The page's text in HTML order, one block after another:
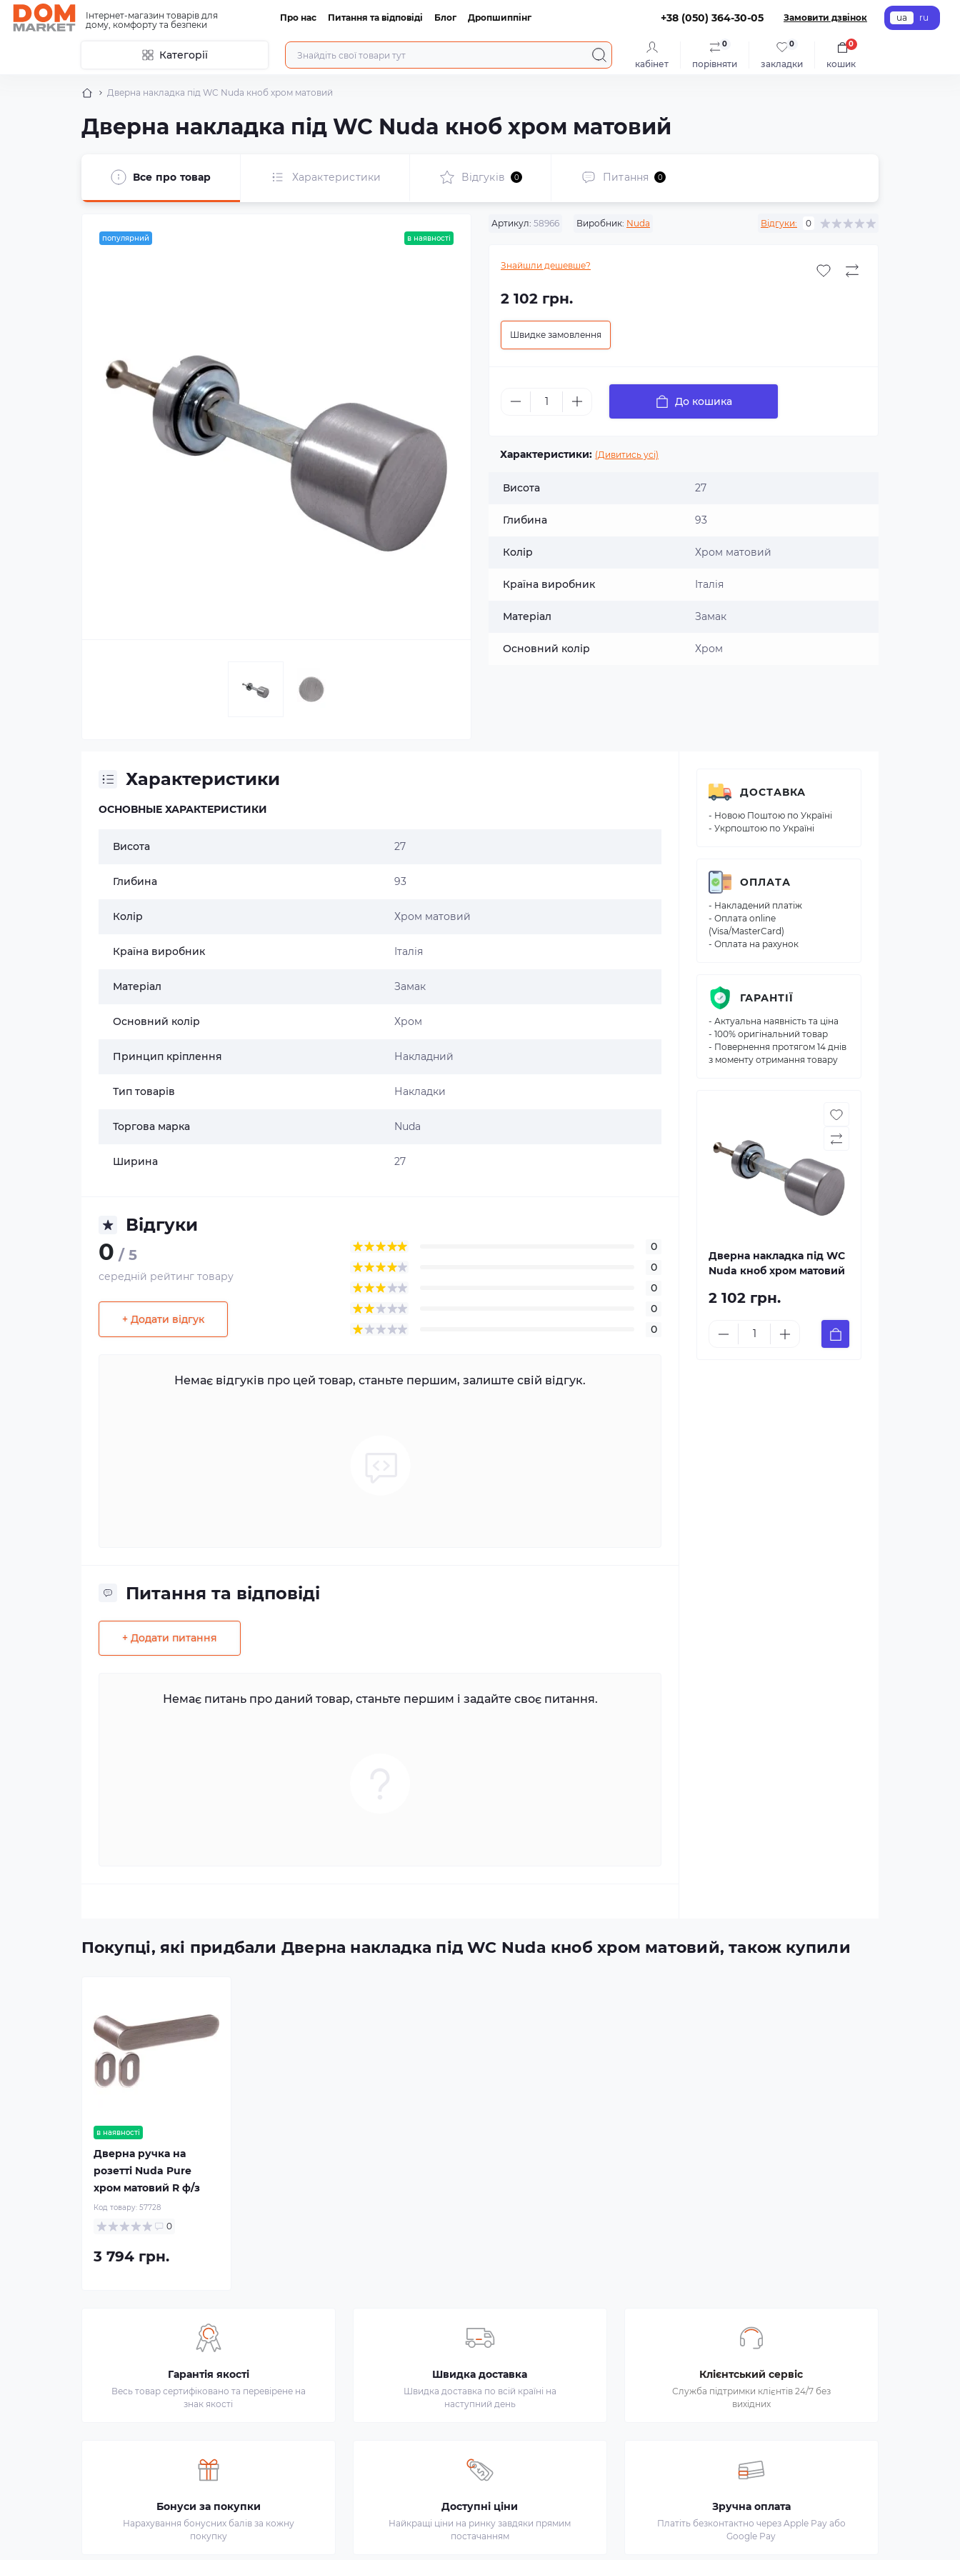
Інтернет-магазин товарів для
дому, комфорту та безпеки
Про нас Питання та відповіді Блог Дропшиппінг +38 (050) 364-30-05 Замовити дзвінок ua ru
Категорії
кабінет порівняти
0
закладки
0
кошик
0
Дверна накладка під WC Nuda кноб хром матовий
Дверна накладка під WC Nuda кноб хром матовий
Все про товар Характеристики Відгуків 0 Питання 0
популярний в наявності
Артикул: 58966 Виробник: Nuda Відгуки: 0
Знайшли дешевше?
2 102 грн.
Швидке замовлення
До кошика
Характеристики: (Дивитись усі)
Висота 27
Глибина 93
Колір Хром матовий
Країна виробник Італія
Матеріал Замак
Основний колір Хром
Характеристики
ОСНОВНЫЕ ХАРАКТЕРИСТИКИ
Висота 27
Глибина 93
Колір Хром матовий
Країна виробник Італія
Матеріал Замак
Основний колір Хром
Принцип кріплення Накладний
Тип товарів Накладки
Торгова марка Nuda
Ширина 27
Відгуки
0 / 5
середній рейтинг товару
+ Додати відгук
0
0
0
0
0
Немає відгуків про цей товар, станьте першим, залиште свій відгук.
Питання та відповіді
+ Додати питання
Немає питань про даний товар, станьте першим і задайте своє питання.
ДОСТАВКА
- Новою Поштою по Україні
- Укрпоштою по Україні
ОПЛАТА
- Накладений платіж
- Оплата online
(Visa/MasterCard)
- Оплата на рахунок
ГАРАНТІЇ
- Актуальна наявність та ціна
- 100% оригінальний товар
- Повернення протягом 14 днів
з моменту отримання товару
Дверна накладка під WC
Nuda кноб хром матовий
2 102 грн.
Покупці, які придбали Дверна накладка під WC Nuda кноб хром матовий, також купили
в наявності
Дверна ручка на
розетті Nuda Pure
хром матовий R ф/з
Код товару: 57728
0
3 794 грн.
Гарантія якості
Весь товар сертифіковано та перевірене на
знак якості
Швидка доставка
Швидка доставка по всій країні на
наступний день
Клієнтський сервіс
Служба підтримки клієнтів 24/7 без
вихідних
Бонуси за покупки
Нарахування бонусних балів за кожну
покупку
Доступні ціни
Найкращі ціни на ринку завдяки прямим
постачанням
Зручна оплата
Платіть безконтактно через Apple Pay або
Google Pay